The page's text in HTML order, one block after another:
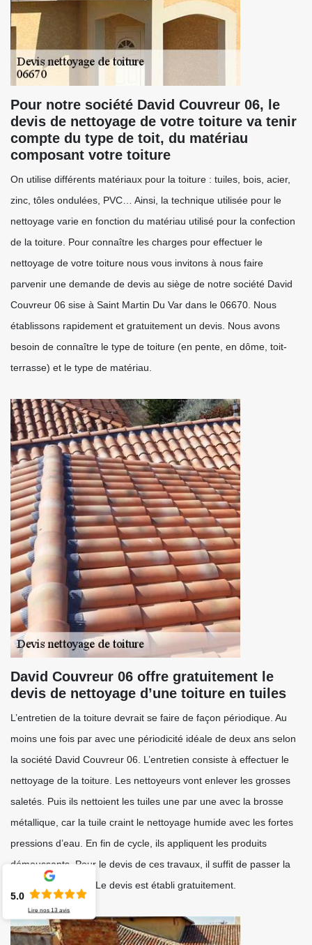
Pour notre société David Couvreur 06, le
devis de nettoyage de votre toiture va tenir
compte du type de toit, du matériau
composant votre toiture
On utilise différents matériaux pour la toiture : tuiles, bois, acier,
zinc, tôles ondulées, PVC… Ainsi, la technique utilisée pour le
nettoyage varie en fonction du matériau utilisé pour la confection
de la toiture. Pour connaître les charges pour effectuer le
nettoyage de votre toiture nous vous invitons à nous faire
parvenir une demande de devis au siège de notre société David
Couvreur 06 sise à Saint Martin Du Var dans le 06670. Nous
établissons rapidement et gratuitement un devis. Nous avons
besoin de connaître le type de toiture (en pente, en dôme, toit-
terrasse) et le type de matériau.
David Couvreur 06 offre gratuitement le
devis de nettoyage d’une toiture en tuiles
L’entretien de la toiture devrait se faire de façon périodique. Au
moins une fois par avec une périodicité idéale de deux ans selon
la société David Couvreur 06. L’entretien consiste à effectuer le
nettoyage de la toiture. Les nettoyeurs vont enlever les grosses
saletés. Puis ils nettoient les tuiles une par une avec la brosse
métallique, car la tuile craint le nettoyage humide avec les fortes
pressions d’eau. En fin de cycle, ils appliquent les produits
démoussants. Pour le devis de ces travaux, il suffit de passer la
demande en ligne. Le devis est établi gratuitement.
5.0
Lire nos13 avis